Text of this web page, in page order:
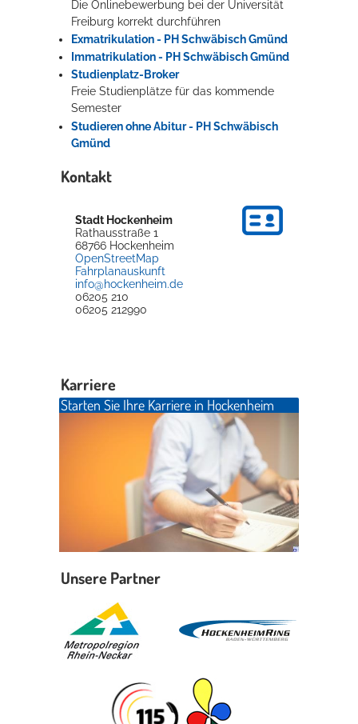
Die Onlinebewerbung bei der Universität
Freiburg korrekt durchführen
Exmatrikulation - PH Schwäbisch Gmünd
Immatrikulation - PH Schwäbisch Gmünd
Studienplatz-Broker
Freie Studienplätze für das kommende
Semester
Studieren ohne Abitur - PH Schwäbisch
Gmünd
Kontakt
Stadt Hockenheim
Rathausstraße 1
68766 Hockenheim
OpenStreetMap
Fahrplanauskunft
info@hockenheim.de
06205 210
06205 212990
Karriere
Starten Sie Ihre Karriere in Hockenheim
Unsere Partner